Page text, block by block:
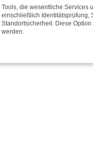
eG
Tools, die wesentliche Services
einschließlich Identitätsprüfung,
Standortsicherheit. Diese
werden.